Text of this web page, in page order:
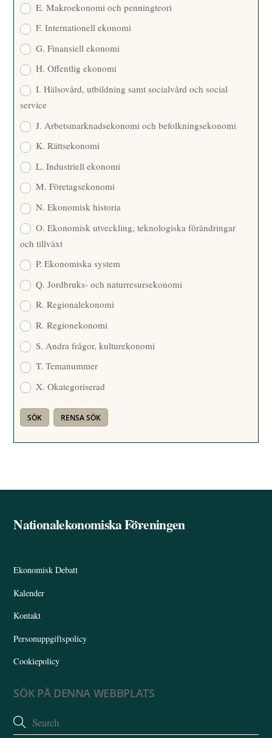
E. Makroekonomi och penningteori
F. Internationell ekonomi
G. Finansiell ekonomi
H. Offentlig ekonomi
I. Hälsovård, utbildning samt socialvård och social
service
J. Arbetsmarknadsekonomi och befolkningsekonomi
K. Rättsekonomi
L. Industriell ekonomi
M. Företagsekonomi
N. Ekonomisk historia
O. Ekonomisk utveckling, teknologiska förändringar
och tillväxt
P. Ekonomiska system
Q. Jordbruks- och naturresursekonomi
R. Regionalekonomi
R. Regionekonomi
S. Andra frågor, kulturekonomi
T. Temanummer
X. Okategoriserad
Back
Nationalekonomiska Föreningen
Ekonomisk Debatt
Kalender
Kontakt
Personuppgiftspolicy
Cookiepolicy
SÖK PÅ DENNA WEBBPLATS